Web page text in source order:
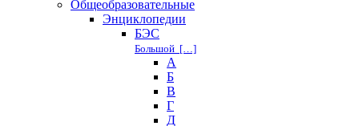
Общеобразовательные
Энциклопедии
БЭС
Большой […]
А
Б
В
Г
Д